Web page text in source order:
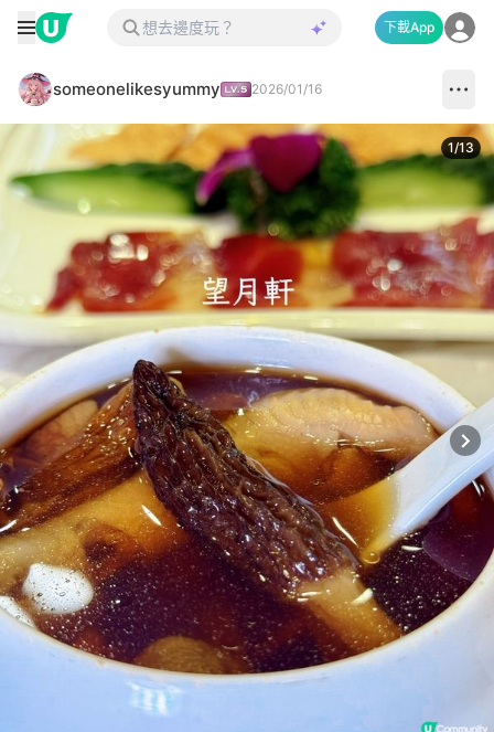
下載App
someonelikesyummy 2026/01/16
1/13